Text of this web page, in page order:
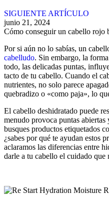
SIGUIENTE ARTÍCULO
junio 21, 2024
Cómo conseguir un cabello rojo
Por si aún no lo sabías, un
cabelludo. Sin embargo, la
todo, las delicadas puntas,
tacto de tu cabello. Cuando el
nutrientes, no solo parece
quebradizo o «como paja», lo
El cabello deshidratado puede
menudo provoca puntas
busques productos etiquetados
¿sabes por qué te ayudan estos
aclaramos las diferencias entre
darle a tu cabello el cuidado que